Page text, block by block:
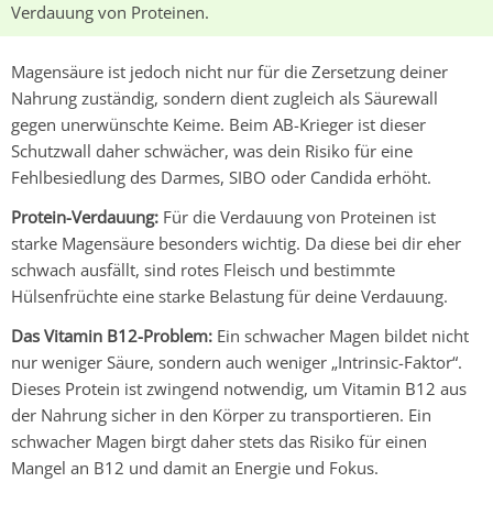
Verdauung von Proteinen.
Magensäure ist jedoch nicht nur für die Zersetzung deiner
Nahrung zuständig, sondern dient zugleich als Säurewall
gegen unerwünschte Keime. Beim AB-Krieger ist dieser
Schutzwall daher schwächer, was dein Risiko für eine
Fehlbesiedlung des Darmes, SIBO oder Candida erhöht.
Protein-Verdauung: Für die Verdauung von Proteinen ist
starke Magensäure besonders wichtig. Da diese bei dir eher
schwach ausfällt, sind rotes Fleisch und bestimmte
Hülsenfrüchte eine starke Belastung für deine Verdauung.
Das Vitamin B12-Problem: Ein schwacher Magen bildet nicht
nur weniger Säure, sondern auch weniger „Intrinsic-Faktor“.
Dieses Protein ist zwingend notwendig, um Vitamin B12 aus
der Nahrung sicher in den Körper zu transportieren. Ein
schwacher Magen birgt daher stets das Risiko für einen
Mangel an B12 und damit an Energie und Fokus.